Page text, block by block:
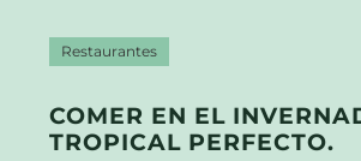
Restaurantes
COMER EN EL
TROPICAL PERFECTO.